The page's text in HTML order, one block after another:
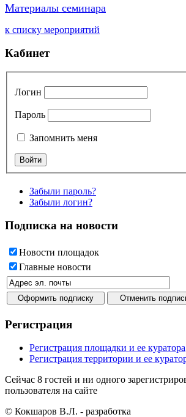
Материалы семинара
к списку мероприятий
Кабинет
Логин
Пароль
Запомнить меня
Забыли пароль?
Забыли логин?
Подписка на новости
Новости площадок
Главные новости
Регистрация
Регистрация площадки и ее куратора
Регистрация территории и ее
Сейчас 8 гостей и ни одного
пользователя на сайте
© Кокшаров В.Л. - разработка